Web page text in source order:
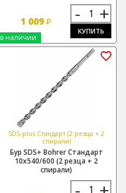
1 009₽ - +
КУПИТЬ
в наличии
SDS-plus Стандарт (2 резца + 2
спирали)
Бур SDS+ Bohrer Стандарт
10х540/600 (2 резца + 2
спирали)